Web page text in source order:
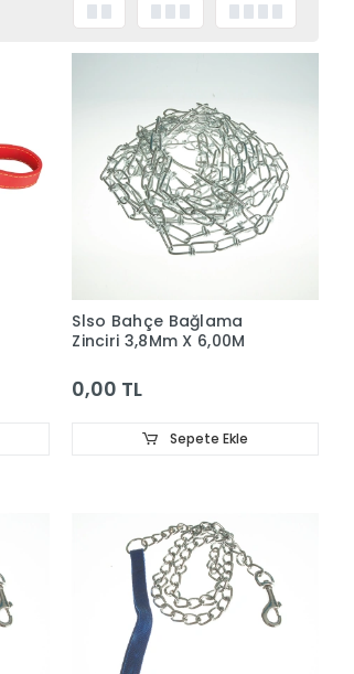
Slso Bahçe Bağlama
Zinciri 3,8Mm X 6,00M
0,00 TL
Sepete Ekle